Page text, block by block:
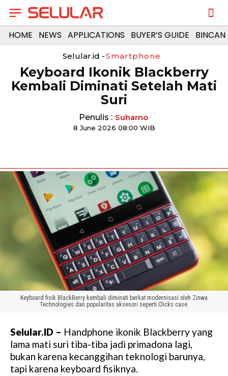
HOME NEWS APPLICATIONS BUYER’S GUIDE
Selular.id -Smartphone
Keyboard Ikonik Blackberry
Kembali Diminati Setelah Mati
Suri
Penulis : Suharno
8 June 2026 08:00 WIB
Keyboard fisik BlackBerry kembali diminati berkat modernisasi oleh Zinwa
Technologies dan popularitas aksesori seperti Clicks case.
Selular.ID – Handphone ikonik Blackberry yang
lama mati suri tiba-tiba jadi primadona lagi,
bukan karena kecanggihan teknologi barunya,
tapi karena keyboard fisiknya.